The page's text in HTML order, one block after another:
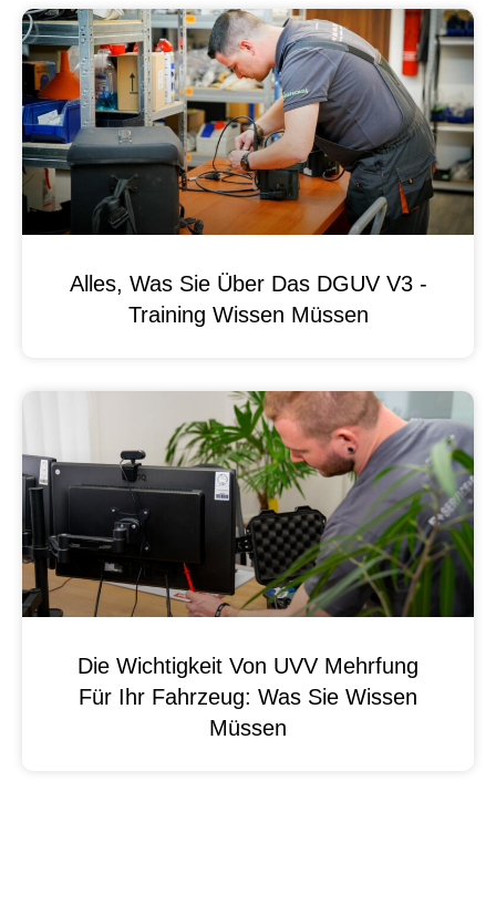
Alles, Was Sie Über Das DGUV V3 -
Training Wissen Müssen
Die Wichtigkeit Von UVV Mehrfung
Für Ihr Fahrzeug: Was Sie Wissen
Müssen